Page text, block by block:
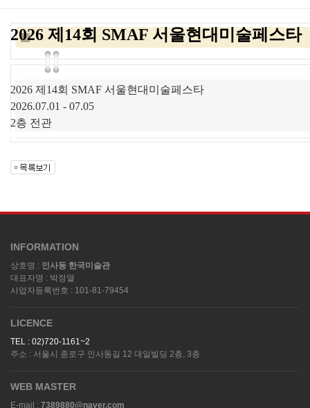
2026 제14회 SMAF 서울현대미술페스타
2026 제14회 SMAF 서울현대미술페스타
2026.07.01 - 07.05
2층 전관
INFORMATION
상호명 : 인사동 한국미술관
대표자명 : 박정열
사업자등록번호 : 101-81-79454
LICENCE
TEL : 02)720-1161~2
주소 : 서울시 종로구 인사동길 12 대일빌딩 2층, 3층
WEB MASTER
E-mail : 7389880@naver.com